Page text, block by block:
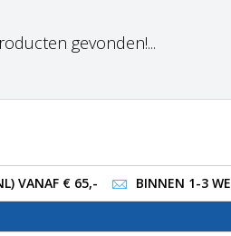
gevonden!...
VANAF € 65,- BINNEN 1-3